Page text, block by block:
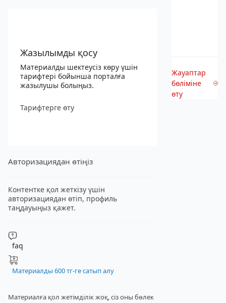
Жазылымды қосу
Материалды шектеусіз көру үшін
тарифтері бойынша порталға
жазылушы болыңыз.
Тарифтерге өту
Авторизациядан өтіңіз
Контентке қол жеткізу үшін
авторизациядан өтіп, профиль
таңдауыңыз қажет.
faq
Материалды 600 тг-ге сатып алу
Материалға қол жетімділік жоқ, сіз оны бөлек
Жауаптар
бөліміне
өту